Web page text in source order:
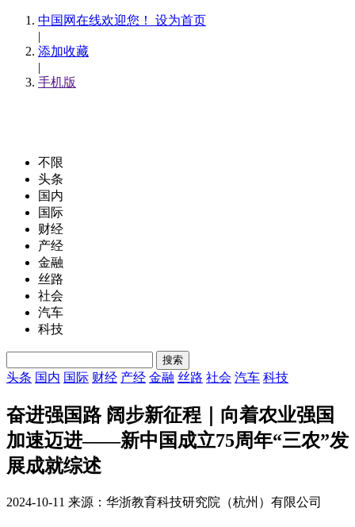
中国网在线欢迎您！ 设为首页
|
添加收藏
|
手机版
不限
头条
国内
国际
财经
产经
金融
丝路
社会
汽车
科技
头条 国内 国际 财经 产经 金融 丝路 社会 汽车 科技
奋进强国路 阔步新征程｜向着农业强国
加速迈进——新中国成立75周年“三农”发
展成就综述
2024-10-11 来源：华浙教育科技研究院（杭州）有限公司